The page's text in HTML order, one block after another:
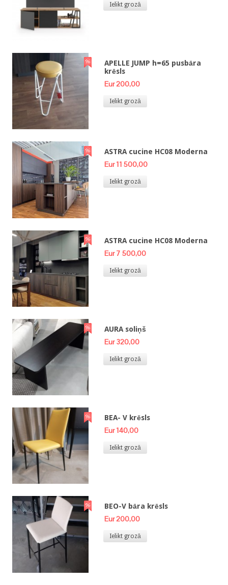
Ielikt grozā
APELLE JUMP h=65 pusbāra
krēsls
Eur 200,00
Ielikt grozā
ASTRA cucine HC08 Moderna
Eur 11 500,00
Ielikt grozā
ASTRA cucine HC08 Moderna
Eur 7 500,00
Ielikt grozā
AURA soliņš
Eur 320,00
Ielikt grozā
BEA- V krēsls
Eur 140,00
Ielikt grozā
BEO-V bāra krēsls
Eur 200,00
Ielikt grozā